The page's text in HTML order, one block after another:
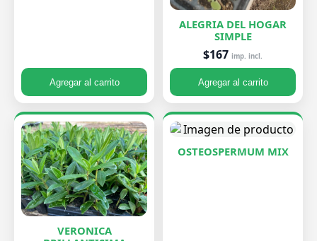
Agregar al carrito
ALEGRIA DEL HOGAR
SIMPLE
$167 imp. incl.
Agregar al carrito
VERONICA
OSTEOSPERMUM MIX